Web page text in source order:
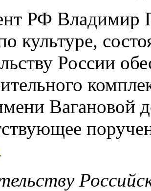
РФ Владимир
культуре,
России
Вагановой